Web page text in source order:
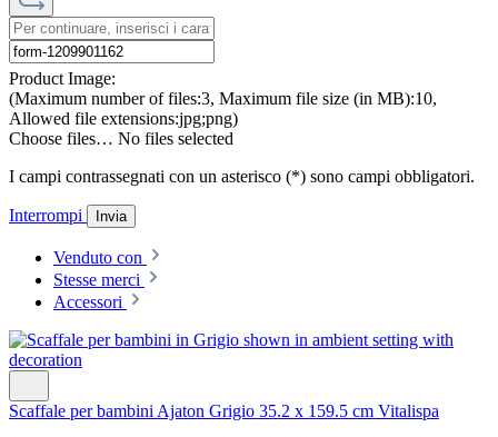
Product Image:
(Maximum number of files:3, Maximum file size (in MB):10,
Allowed file extensions:jpg;png)
Choose files… No files selected
I campi contrassegnati con un asterisco (*) sono campi obbligatori.
Interrompi Invia
Venduto con
Stesse merci
Accessori
Scaffale per bambini Ajaton Grigio 35.2 x 159.5 cm Vitalispa